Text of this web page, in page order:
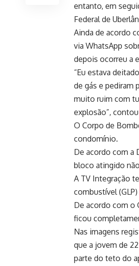
entanto, em
Federal de
Ainda de acordo
via WhatsApp
depois ocorreu a
“Eu estava
de gás e pediram
muito ruim com
explosão”,
O Corpo de
condomínio.
De acordo com a
bloco atingido
A TV Integração
combustível
De acordo com o
ficou
Nas imagens
que a jovem de
parte do teto do